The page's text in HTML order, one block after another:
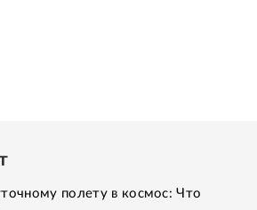
полету в космос: Что